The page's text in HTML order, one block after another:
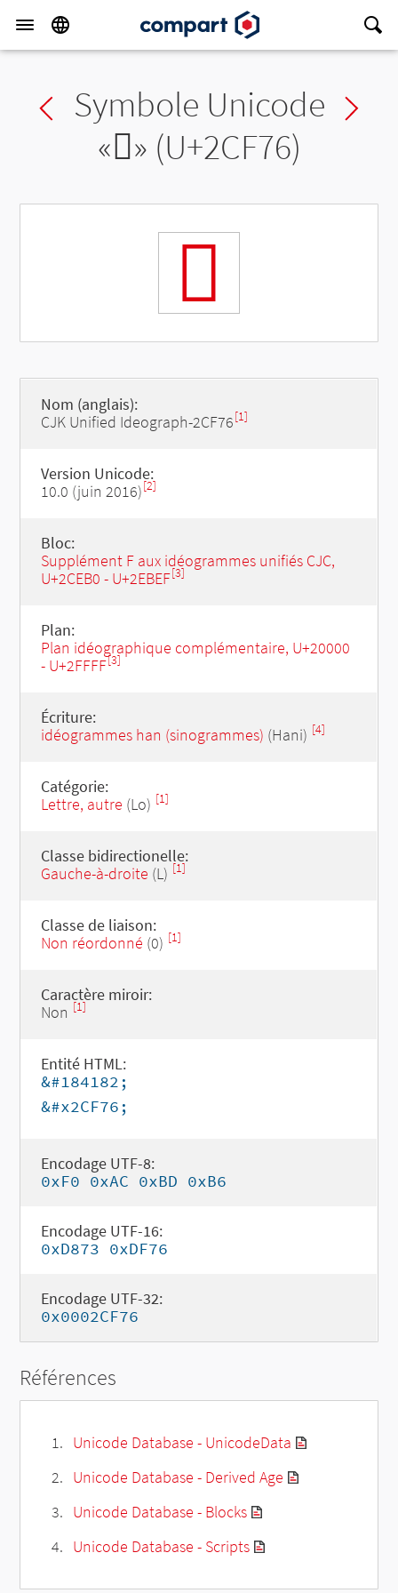
Previous char
Symbole Unicode
«𬽶» (U+2CF76)
𬽶
Nom (anglais):
CJK Unified Ideograph-2CF76[1]
Version Unicode:
10.0 (juin 2016)[2]
Bloc:
Supplément F aux idéogrammes unifiés CJC,
U+2CEB0 - U+2EBEF[3]
Plan:
Plan idéographique complémentaire, U+20000
- U+2FFFF[3]
Écriture:
idéogrammes han (sinogrammes) (Hani) [4]
Catégorie:
Lettre, autre (Lo) [1]
Classe bidirectionelle:
Gauche-à-droite (L) [1]
Classe de liaison:
Non réordonné (0) [1]
Caractère miroir:
Non [1]
Entité HTML:
&#184182;
&#x2CF76;
Encodage UTF-8:
0xF0 0xAC 0xBD 0xB6
Encodage UTF-16:
0xD873 0xDF76
Encodage UTF-32:
0x0002CF76
Références
Unicode Database - UnicodeData
Unicode Database - Derived Age
Unicode Database - Blocks
Unicode Database - Scripts